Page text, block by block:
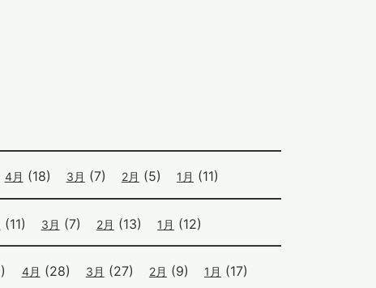
4月 (18) 3月 (7) 2月 (5) 1月 (11)
(11) 3月 (7) 2月 (13) 1月 (12)
4月 (28) 3月 (27) 2月 (9) 1月 (17)